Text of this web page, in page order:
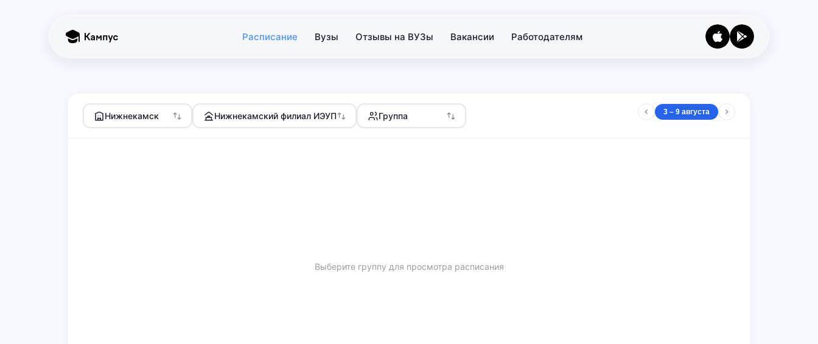
Расписание Вузы Отзывы на ВУЗы Вакансии Работодателям
Нижнекамск Нижнекамский филиал ИЭУП Группа 3 – 9 августа
Выберите группу для просмотра расписания